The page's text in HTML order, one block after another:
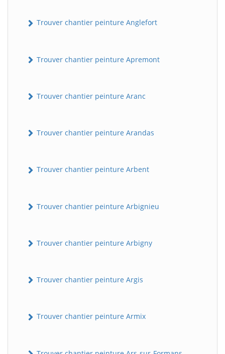
Trouver chantier peinture Anglefort
Trouver chantier peinture Apremont
Trouver chantier peinture Aranc
Trouver chantier peinture Arandas
Trouver chantier peinture Arbent
Trouver chantier peinture Arbignieu
Trouver chantier peinture Arbigny
Trouver chantier peinture Argis
Trouver chantier peinture Armix